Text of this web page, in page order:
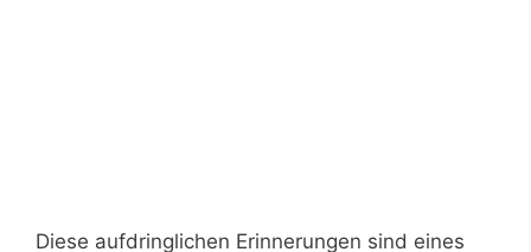
Diese aufdringlichen Erinnerungen sind eines